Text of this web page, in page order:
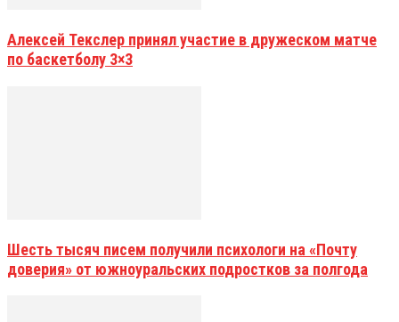
Алексей Текслер принял участие в дружеском матче
по баскетболу 3×3
Шесть тысяч писем получили психологи на «Почту
доверия» от южноуральских подростков за полгода